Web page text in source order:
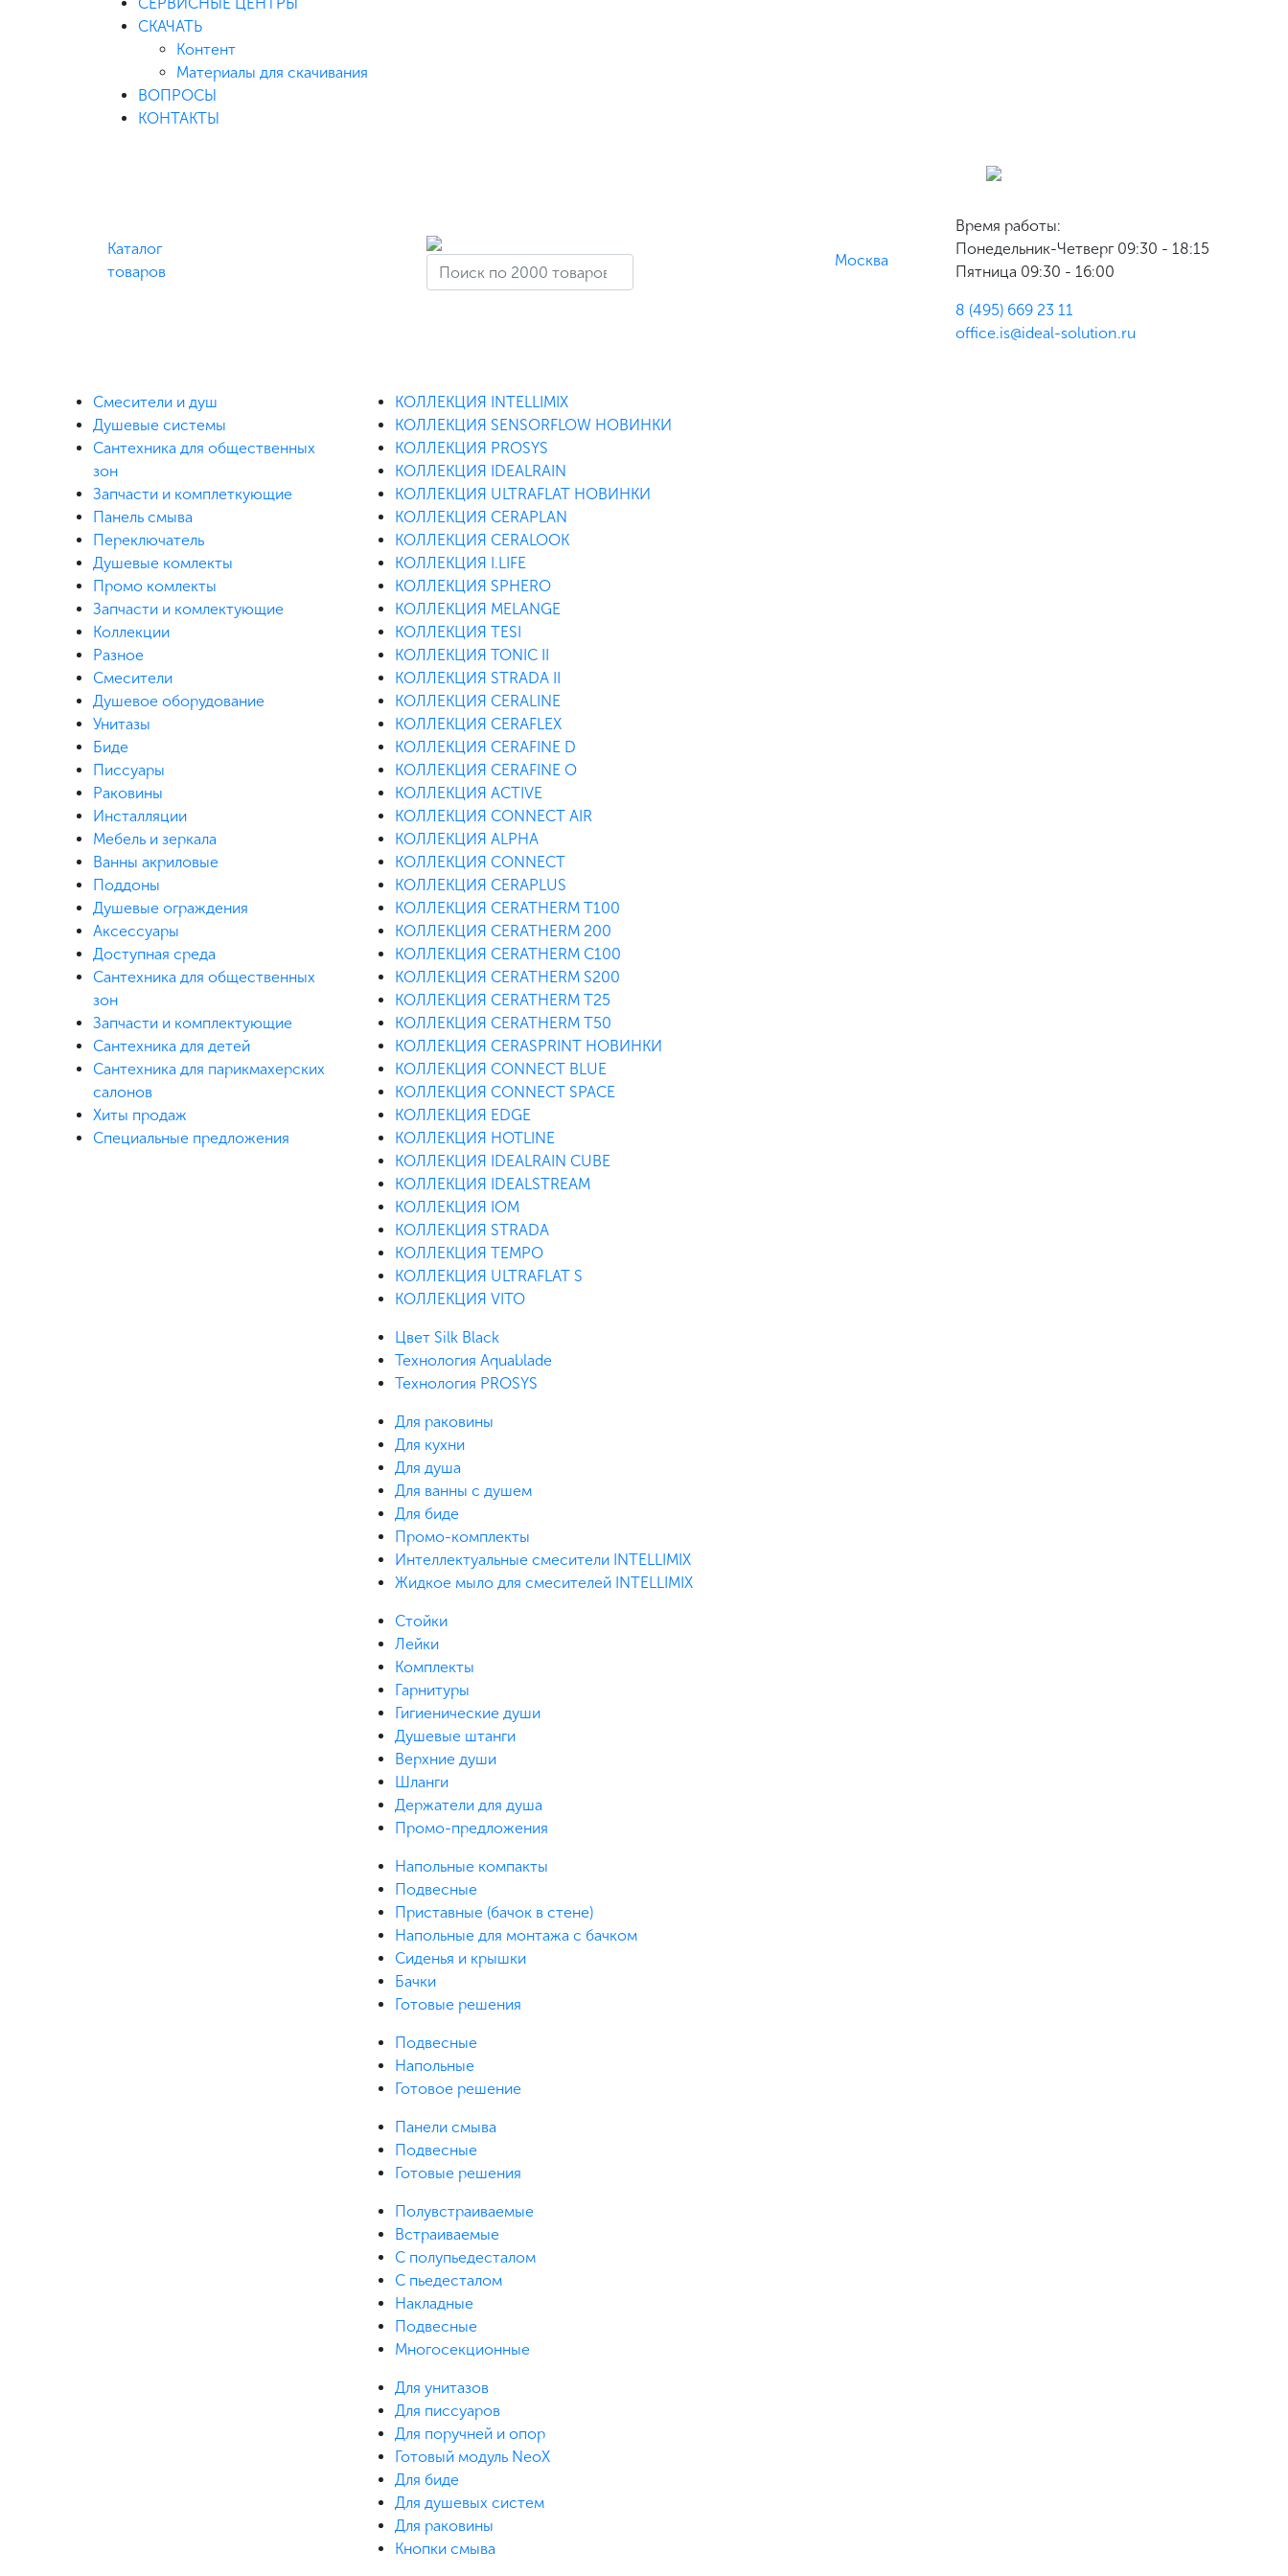
СКАЧАТЬ
Контент
Материалы для скачивания
ВОПРОСЫ
КОНТАКТЫ
Каталог
товаров
Москва
Время работы:
Понедельник-Четверг 09:30 - 18:15
Пятница 09:30 - 16:00
8 (495) 669 23 11
office.is@ideal-solution.ru
Смесители и душ
Душевые системы
Сантехника для общественных
зон
Запчасти и комплеткующие
Панель смыва
Переключатель
Душевые комлекты
Промо комлекты
Запчасти и комлектующие
Коллекции
Разное
Смесители
Душевое оборудование
Унитазы
Биде
Писсуары
Раковины
Инсталляции
Мебель и зеркала
Ванны акриловые
Поддоны
Душевые ограждения
Аксессуары
Доступная среда
Cантехника для общественных
зон
Запчасти и комплектующие
Сантехника для детей
Сантехника для парикмахерских
салонов
Хиты продаж
Специальные предложения
КОЛЛЕКЦИЯ INTELLIMIX
КОЛЛЕКЦИЯ SENSORFLOW НОВИНКИ
КОЛЛЕКЦИЯ PROSYS
КОЛЛЕКЦИЯ IDEALRAIN
КОЛЛЕКЦИЯ ULTRAFLAT НОВИНКИ
КОЛЛЕКЦИЯ CERAPLAN
КОЛЛЕКЦИЯ CERALOOK
КОЛЛЕКЦИЯ I.LIFE
КОЛЛЕКЦИЯ SPHERO
КОЛЛЕКЦИЯ MELANGE
КОЛЛЕКЦИЯ TESI
КОЛЛЕКЦИЯ TONIC II
КОЛЛЕКЦИЯ STRADA II
КОЛЛЕКЦИЯ CERALINE
КОЛЛЕКЦИЯ CERAFLEX
КОЛЛЕКЦИЯ CERAFINE D
КОЛЛЕКЦИЯ CERAFINE O
КОЛЛЕКЦИЯ ACTIVE
КОЛЛЕКЦИЯ CONNECT AIR
КОЛЛЕКЦИЯ ALPHA
КОЛЛЕКЦИЯ CONNECT
КОЛЛЕКЦИЯ CERAPLUS
КОЛЛЕКЦИЯ CERATHERM T100
КОЛЛЕКЦИЯ CERATHERM 200
КОЛЛЕКЦИЯ CERATHERM C100
КОЛЛЕКЦИЯ CERATHERM S200
КОЛЛЕКЦИЯ CERATHERM T25
КОЛЛЕКЦИЯ CERATHERM T50
КОЛЛЕКЦИЯ CERASPRINT НОВИНКИ
КОЛЛЕКЦИЯ CONNECT BLUE
КОЛЛЕКЦИЯ CONNECT SPACE
КОЛЛЕКЦИЯ EDGE
КОЛЛЕКЦИЯ HOTLINE
КОЛЛЕКЦИЯ IDEALRAIN CUBE
КОЛЛЕКЦИЯ IDEALSTREAM
КОЛЛЕКЦИЯ IOM
КОЛЛЕКЦИЯ STRADA
КОЛЛЕКЦИЯ TEMPO
КОЛЛЕКЦИЯ ULTRAFLAT S
КОЛЛЕКЦИЯ VITO
Цвет Silk Black
Технология Aquablade
Технология PROSYS
Для раковины
Для кухни
Для душа
Для ванны с душем
Для биде
Промо-комплекты
Интеллектуальные смесители INTELLIMIX
Жидкое мыло для смесителей INTELLIMIX
Стойки
Лейки
Комплекты
Гарнитуры
Гигиенические души
Душевые штанги
Верхние души
Шланги
Держатели для душа
Промо-предложения
Напольные компакты
Подвесные
Приставные (бачок в стене)
Напольные для монтажа с бачком
Сиденья и крышки
Бачки
Готовые решения
Подвесные
Напольные
Готовое решение
Панели смыва
Подвесные
Готовые решения
Полувстраиваемые
Встраиваемые
С полупьедесталом
С пьедесталом
Накладные
Подвесные
Многосекционные
Для унитазов
Для писсуаров
Для поручней и опор
Готовый модуль NeoX
Для биде
Для душевых систем
Для раковины
Кнопки смыва